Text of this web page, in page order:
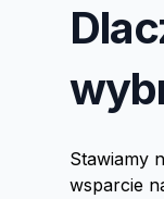
Stawiamy
wsparcie